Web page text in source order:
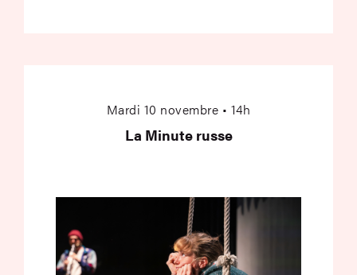
Mardi 10 novembre • 14h
La Minute russe